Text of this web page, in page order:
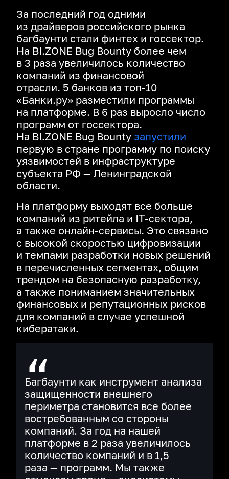
За последний год одними
из драйверов российского рынка
багбаунти стали финтех и госсектор.
На BI.ZONE Bug Bounty более чем
в 3 раза увеличилось количество
компаний из финансовой
отрасли. 5 банков из топ‑10
«Банки.ру» разместили программы
на платформе. В 6 раз выросло число
программ от госсектора.
На BI.ZONE Bug Bounty запустили
первую в стране программу по поиску
уязвимостей в инфраструктуре
субъекта РФ — Ленинградской
области.
На платформу выходят все больше
компаний из ритейла и IT‑сектора,
а также онлайн‑сервисы. Это связано
с высокой скоростью цифровизации
и темпами разработки новых решений
в перечисленных сегментах, общим
трендом на безопасную разработку,
а также пониманием значительных
финансовых и репутационных рисков
для компаний в случае успешной
кибератаки.
Багбаунти как инструмент анализа
защищенности внешнего
периметра становится все более
востребованным со стороны
компаний. За год на нашей
платформе в 2 раза увеличилось
количество компаний и в 1,5
раза — программ. Мы также